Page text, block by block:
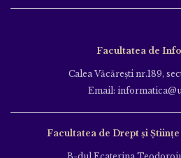
Facultatea de
Calea Văcăreşti nr.189,
Email:
Facultatea de Drept și